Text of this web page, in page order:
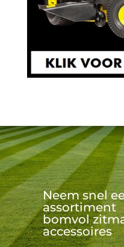
Neem snel
assortiment
bomvol
accessoires